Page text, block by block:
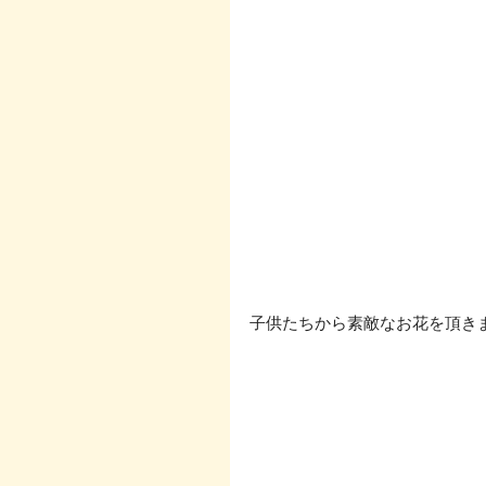
子供たちから素敵なお花を頂き